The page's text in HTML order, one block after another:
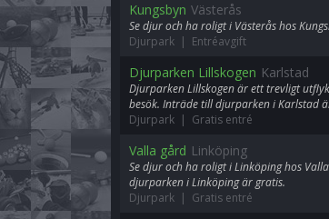
Kungsbyn Västerås
Se djur och ha roligt i Västerås hos
Djurpark | Entréavgift
Djurparken Lillskogen Karlstad
Djurparken Lillskogen är ett trevligt
besök. Inträde till djurparken i Karlstad
Djurpark | Gratis entré
Valla gård Linköping
Se djur och ha roligt i Linköping hos
djurparken i Linköping är gratis.
Djurpark | Gratis entré